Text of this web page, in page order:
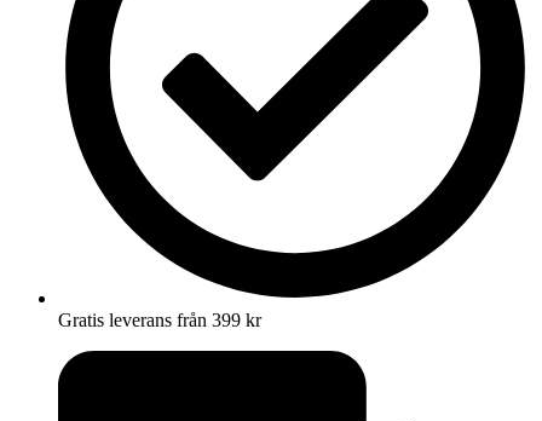
Gratis leverans från 399 kr